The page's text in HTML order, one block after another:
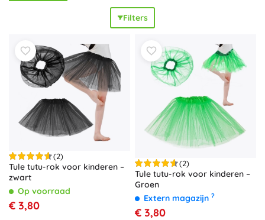
. Katoenen jurken, denimjurken en prinsessenjurken
hebben praktische details: een elastische of verstelbare
taille, voering, volants, zakken en kwalitatieve sluitingen
voor comfortabel draagplezier
de hele dag. Kies uit tal van
kleuren, prints en motieven – bloemen, stippen, strepen en
effen items met glinsterende accenten. Jurken en rokken
in maten voor peuters, kleuters en schoolkinderen passen
dankzij A-lijn of empirelijn
bij elk figuur. Je
combineert ze moeiteloos met leggings en panty’s, zodat je
praktische ,universele outfits creëert voor opvang en
school, voor feestjes, fotoshoots en vakanties, met
makkelijk onderhoud
langdurig comfort.
Filters
(2)
Tule tutu-rok voor kinderen –
zwart
Op voorraad
€ 3,80
(2)
Tule tutu-rok voor kinderen –
Groen
Extern magazijn ?
€ 3,80